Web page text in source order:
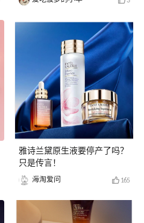
雅诗兰黛原生液要停产了吗？
只是传言！
海淘爱问 165